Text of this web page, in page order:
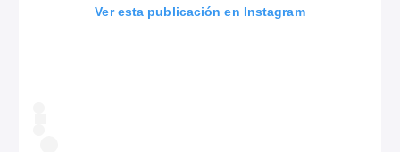
Ver esta publicación en Instagram